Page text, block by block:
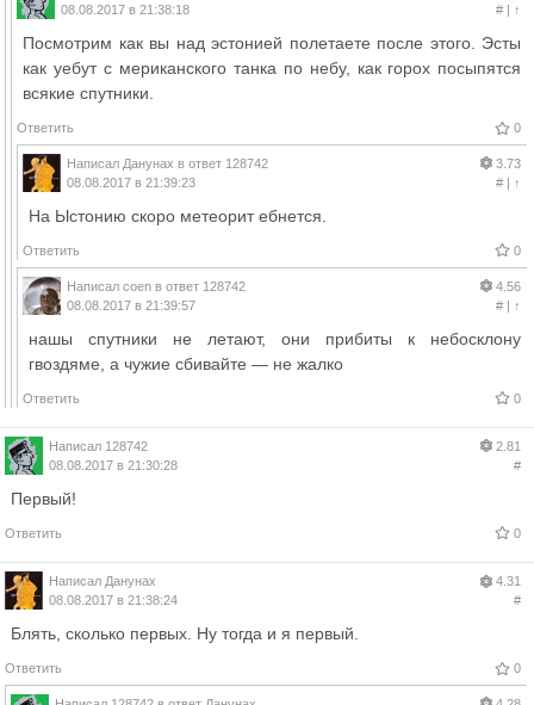
08.08.2017 в 21:38:18
#| ↑
Посмотрим как вы над эстонией полетаете после этого. Эсты
как уебут с мериканского танка по небу, как горох посыпятся
всякие спутники.
Ответить 0
Написал Данунах в ответ 128742
08.08.2017 в 21:39:23
3.73
#| ↑
На Ыстонию скоро метеорит ебнется.
Ответить 0
Написал coen в ответ 128742
08.08.2017 в 21:39:57
4.56
#| ↑
нашы спутники не летают, они прибиты к небосклону
гвоздяме, а чужие сбивайте — не жалко
Ответить 0
Написал 128742
08.08.2017 в 21:30:28
2.81
#
Первый!
Ответить 0
Написал Данунах
08.08.2017 в 21:38:24
4.31
#
Блять, сколько первых. Ну тогда и я первый.
Ответить 0